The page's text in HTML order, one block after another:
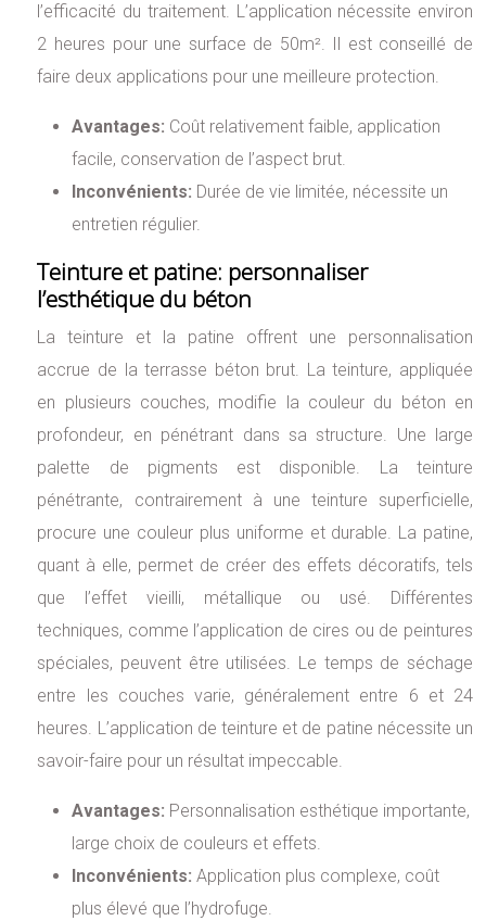
l’efficacité du traitement. L’application nécessite environ
2 heures pour une surface de 50m². Il est conseillé de
faire deux applications pour une meilleure protection.
Avantages: Coût relativement faible, application
facile, conservation de l’aspect brut.
Inconvénients: Durée de vie limitée, nécessite un
entretien régulier.
Teinture et patine: personnaliser
l’esthétique du béton
La teinture et la patine offrent une personnalisation
accrue de la terrasse béton brut. La teinture, appliquée
en plusieurs couches, modifie la couleur du béton en
profondeur, en pénétrant dans sa structure. Une large
palette de pigments est disponible. La teinture
pénétrante, contrairement à une teinture superficielle,
procure une couleur plus uniforme et durable. La patine,
quant à elle, permet de créer des effets décoratifs, tels
que l’effet vieilli, métallique ou usé. Différentes
techniques, comme l’application de cires ou de peintures
spéciales, peuvent être utilisées. Le temps de séchage
entre les couches varie, généralement entre 6 et 24
heures. L’application de teinture et de patine nécessite un
savoir-faire pour un résultat impeccable.
Avantages: Personnalisation esthétique importante,
large choix de couleurs et effets.
Inconvénients:Application plus complexe, coût
plus élevé que l’hydrofuge.